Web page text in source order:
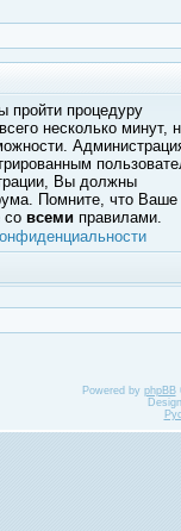
пройти процедуру
несколько минут,
Вы должны
Помните, что Ваше
со всеми правилами.
Powered by phpBB